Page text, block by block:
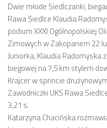
Dwie młode Siedlczanki,
Rawa Siedlce Klaudia
podium XXXI Ogólnopolskiej
Zimowych w Zakopanem 22
Juniorka, Klaudia Radomyska
biegowej na 7,5 km stylem
Krajcer w sprincie
Zawodniczki UKS Rawa
3,21 s.
Katarzyna Chacińska